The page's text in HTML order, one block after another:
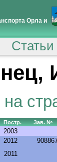
Орла и
на
Постр. Зав. №
2003
2012
2011